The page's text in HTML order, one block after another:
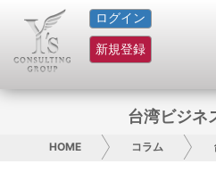
ログイン
新規登録
HOME
サービス紹介
グループ概要
台湾ビジネ
HOME コラム